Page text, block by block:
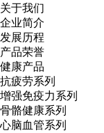
关于我们
企业简介
发展历程
产品荣誉
健康产品
抗疲劳系列
增强免疫力系列
骨骼健康系列
心脑血管系列